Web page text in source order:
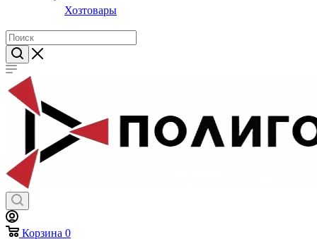
Хозтовары
Корзина 0